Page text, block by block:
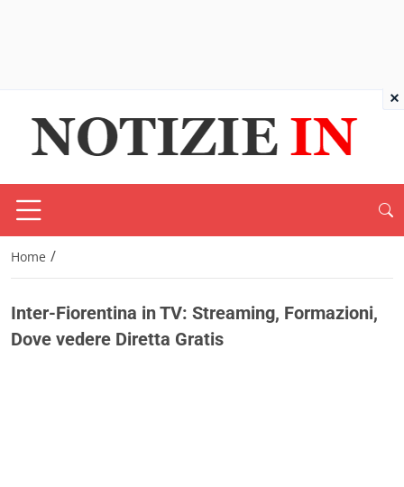
Home /
Inter-Fiorentina in TV: Streaming, Formazioni,
Dove vedere Diretta Gratis
×